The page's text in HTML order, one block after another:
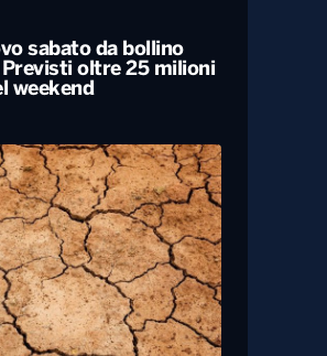
sabato da bollino
oltre 25 milioni
weekend